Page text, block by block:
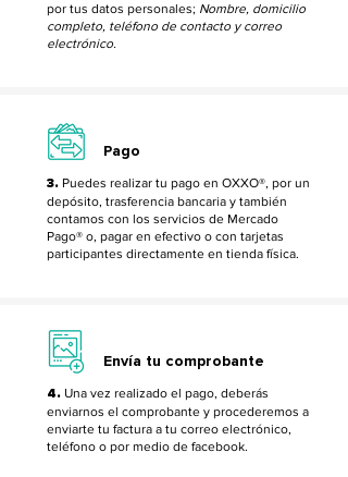
por tus datos personales; Nombre, domicilio
completo, teléfono de contacto y correo
electrónico.
Pago
3. Puedes realizar tu pago en OXXO®, por un
depósito, trasferencia bancaria y también
contamos con los servicios de Mercado
Pago® o, pagar en efectivo o con tarjetas
participantes directamente en tienda física.
Envía tu comprobante
4. Una vez realizado el pago, deberás
enviarnos el comprobante y procederemos a
enviarte tu factura a tu correo electrónico,
teléfono o por medio de facebook.